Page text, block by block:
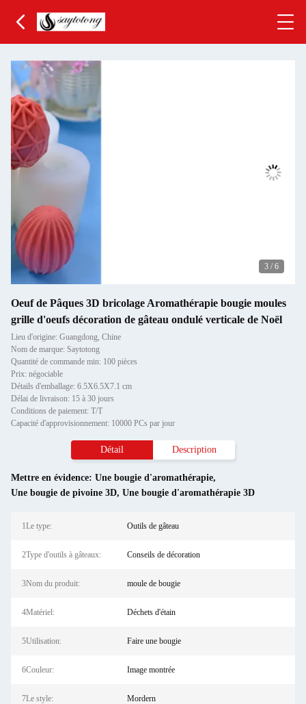
3 / 6
Oeuf de Pâques 3D bricolage Aromathérapie bougie moules
grille d'oeufs décoration de gâteau ondulé verticale de Noël
Lieu d'origine: Guangdong, Chine
Nom de marque: Saytotong
Quantité de commande min: 100 pièces
Prix: négociable
Détails d'emballage: 6.5X6.5X7.1 cm
Délai de livraison: 15 à 30 jours
Conditions de paiement: T/T
Capacité d'approvisionnement: 10000 PCs par jour
Détail Description
Mettre en évidence: Une bougie d'aromathérapie,
Une bougie de pivoine 3D, Une bougie d'aromathérapie 3D
1Le type: Outils de gâteau
2Type d'outils à gâteaux: Conseils de décoration
3Nom du produit: moule de bougie
4Matériel: Déchets d'étain
5Utilisation: Faire une bougie
6Couleur: Image montrée
7Le style: Mordern